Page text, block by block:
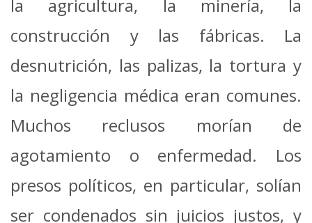
la agricultura, la minería, la
construcción y las fábricas. La
desnutrición, las palizas, la tortura y
la negligencia médica eran comunes.
Muchos reclusos morían de
agotamiento o enfermedad. Los
presos políticos, en particular, solían
ser condenados sin juicios justos, y